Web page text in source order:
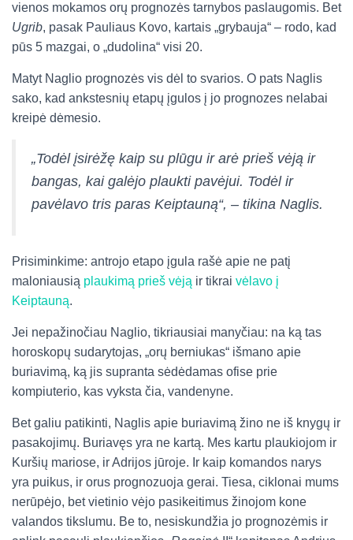
vienos mokamos orų prognozės tarnybos paslaugomis. Bet
Ugrib, pasak Pauliaus Kovo, kartais „grybauja“ – rodo, kad
pūs 5 mazgai, o „dudolina“ visi 20.
Matyt Naglio prognozės vis dėl to svarios. O pats Naglis
sako, kad ankstesnių etapų įgulos į jo prognozes nelabai
kreipė dėmesio.
„Todėl įsirėžę kaip su plūgu ir arė prieš vėją ir
bangas, kai galėjo plaukti pavėjui. Todėl ir
pavėlavo tris paras Keiptauną“, – tikina Naglis.
Prisiminkime: antrojo etapo įgula rašė apie ne patį
maloniausią plaukimą prieš vėją ir tikrai vėlavo į
Keiptauną.
Jei nepažinočiau Naglio, tikriausiai manyčiau: na ką tas
horoskopų sudarytojas, „orų berniukas“ išmano apie
buriavimą, ką jis supranta sėdėdamas ofise prie
kompiuterio, kas vyksta čia, vandenyne.
Bet galiu patikinti, Naglis apie buriavimą žino ne iš knygų ir
pasakojimų. Buriavęs yra ne kartą. Mes kartu plaukiojom ir
Kuršių mariose, ir Adrijos jūroje. Ir kaip komandos narys
yra puikus, ir orus prognozuoja gerai. Tiesa, ciklonai mums
nerūpėjo, bet vietinio vėjo pasikeitimus žinojom kone
valandos tikslumu. Be to, nesiskundžia jo prognozėmis ir